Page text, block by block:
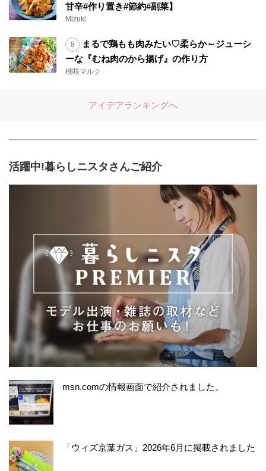
甘辛#作り置き#節約#副菜】
Mizuki
まるで鶏もも肉みたい♡柔らか～ジューシ
ーな『むね肉のから揚げ』の作り方
桃咲マルク
アイデアランキングへ
活躍中!暮らしニスタさんご紹介
msn.comの情報画面で紹介されました。
「ウィズ京葉ガス」2026年6月に掲載されました